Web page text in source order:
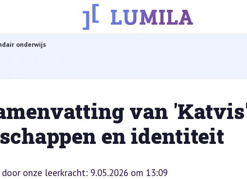
onderwijs
van
en identiteit
onze leerkracht: 9.05.2026 om 13:09